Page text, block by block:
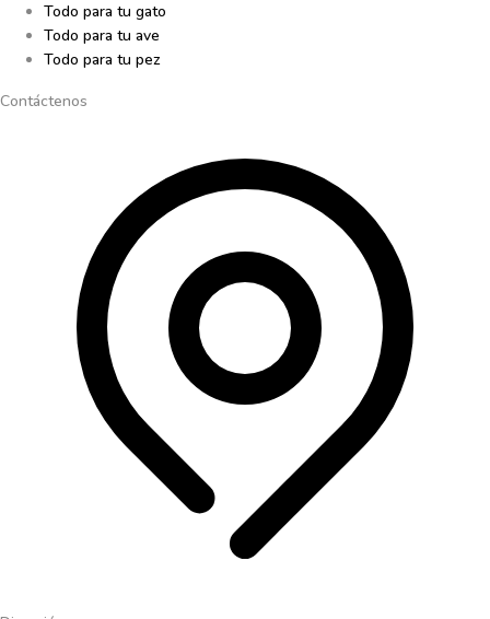
Todo para tu gato
Todo para tu ave
Todo para tu pez
Contáctenos